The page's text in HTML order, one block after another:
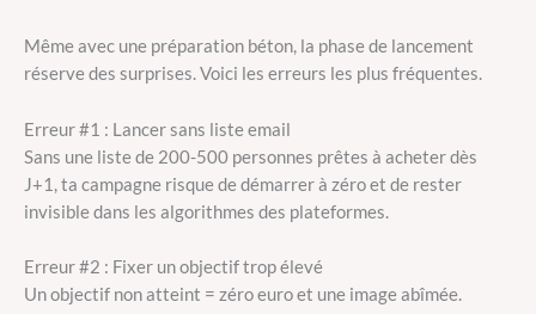
Même avec une préparation béton, la phase de lancement
réserve des surprises. Voici les erreurs les plus fréquentes.
Erreur #1 : Lancer sans liste email
Sans une liste de 200-500 personnes prêtes à acheter dès
J+1, ta campagne risque de démarrer à zéro et de rester
invisible dans les algorithmes des plateformes.
Erreur #2 : Fixer un objectif trop élevé
Un objectif non atteint = zéro euro et une image abîmée.